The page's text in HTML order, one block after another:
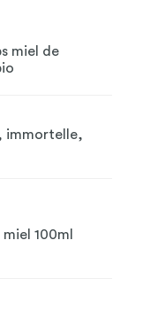
miel de
immortelle,
100ml